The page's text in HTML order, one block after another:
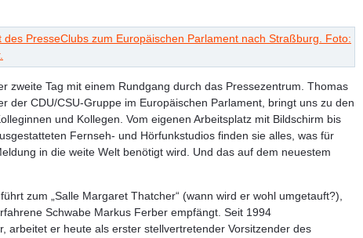
zweite Tag mit einem Rundgang durch das Pressezentrum. Thomas
der CDU/CSU-Gruppe im Europäischen Parlament, bringt uns zu den
und Kollegen. Vom eigenen Arbeitsplatz mit Bildschirm bis
Fernseh- und Hörfunkstudios finden sie alles, was für
in die weite Welt benötigt wird. Und das auf dem neuestem
zum „Salle Margaret Thatcher“ (wann wird er wohl umgetauft?),
Schwabe Markus Ferber empfängt. Seit 1994
arbeitet er heute als erster stellvertretender Vorsitzender des